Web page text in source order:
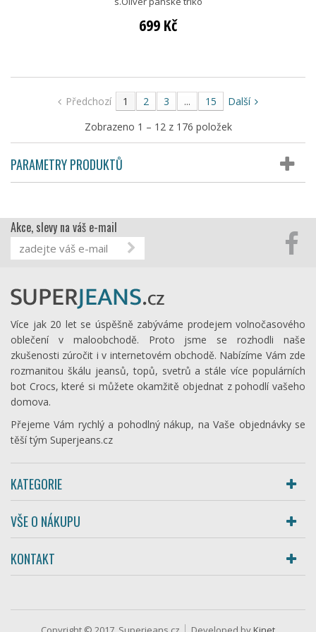
699 Kč
Předchozí 1 2 3 ... 15
Další
Zobrazeno 1 – 12 z 176 položek
PARAMETRY PRODUKTŮ
Akce, slevy na váš e-mail
Více jak 20 let se úspěšně zabýváme prodejem volnočasového
oblečení v maloobchodě. Proto jsme se rozhodli naše
zkušenosti zúročit i v internetovém obchodě. Nabízíme Vám zde
rozmanitou škálu jeansů, topů, svetrů a stále více populárních
bot Crocs, které si můžete okamžitě objednat z pohodlí vašeho
domova.
Přejeme Vám rychlý a pohodlný nákup, na Vaše objednávky se
těší tým Superjeans.cz
KATEGORIE
VŠE O NÁKUPU
KONTAKT